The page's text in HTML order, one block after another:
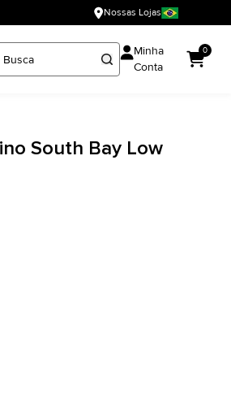
Nossas Lojas
Minha
Conta
0
South Bay Low